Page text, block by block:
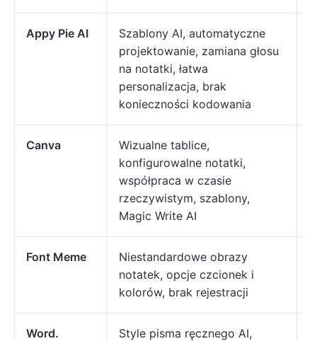
Appy Pie AI
Szablony AI, automatyczne
projektowanie, zamiana głosu
na notatki, łatwa
personalizacja, brak
konieczności kodowania
Canva
Wizualne tablice,
konfigurowalne notatki,
współpraca w czasie
rzeczywistym, szablony,
Magic Write AI
Font Meme
Niestandardowe obrazy
notatek, opcje czcionek i
kolorów, brak rejestracji
Word.
Style pisma ręcznego AI,